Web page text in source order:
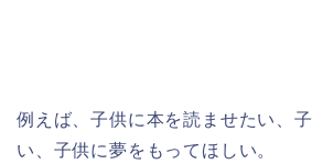
例えば、子供に本を読ませたい、
い、子供に夢をもってほしい。